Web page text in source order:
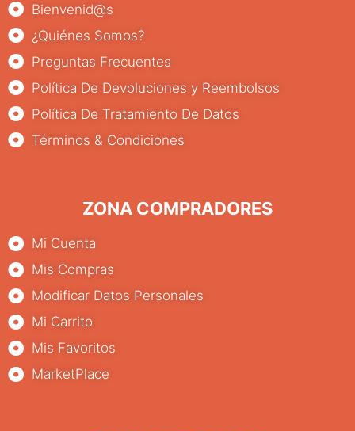
Bienvenid@s
¿Quiénes Somos?
Preguntas Frecuentes
Política De Devoluciones y Reembolsos
Política De Tratamiento De Datos
Términos & Condiciones
ZONA COMPRADORES
Mi Cuenta
Mis Compras
Modificar Datos Personales
Mi Carrito
Mis Favoritos
MarketPlace